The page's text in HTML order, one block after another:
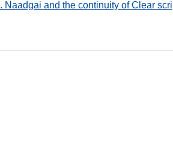
and the continuity of Clear